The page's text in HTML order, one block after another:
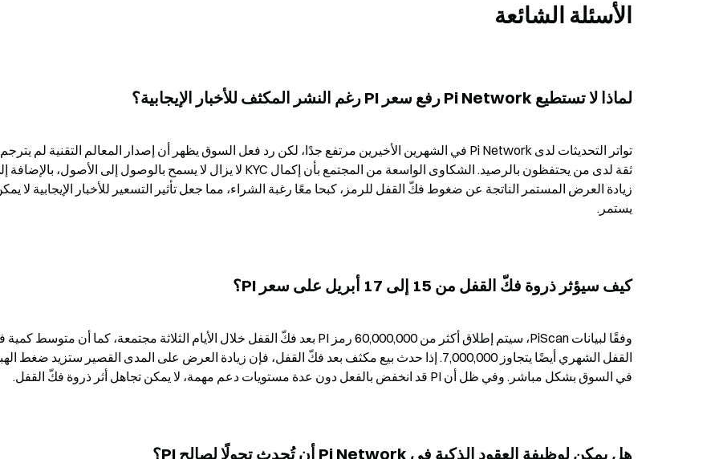
الأسئلة الشائعة
لماذا لا تستطيع Pi Network رفع سعر PI رغم النشر المكثف للأخبار الإيجابية؟
يستمر.
كيف سيؤثر ذروة فكّ القفل من 15 إلى 17 أبريل على سعر PI؟
في السوق بشكل مباشر. وفي ظل أن PI قد انخفض بالفعل دون عدة مستويات دعم مهمة، لا يمكن تجاهل أثر ذروة فكّ القفل.
هل يمكن لوظيفة العقود الذكية في Pi Network أن تُحدث تحولًا لصالح PI؟